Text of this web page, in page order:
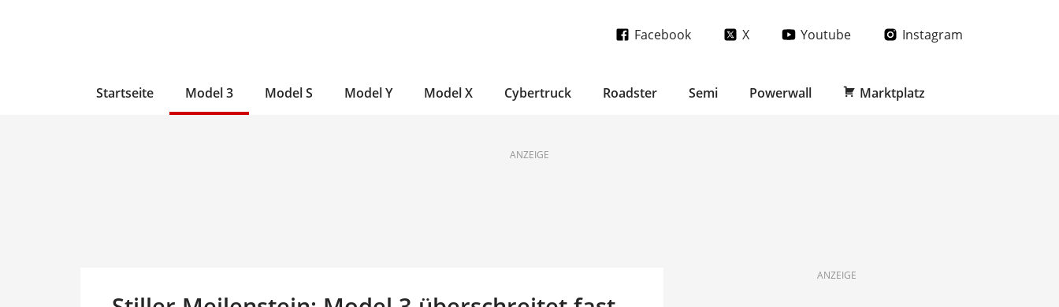
Facebook X Youtube Instagram
Startseite Model 3 Model S Model Y Model X Cybertruck Roadster Semi Powerwall Marktplatz
ANZEIGE
ANZEIGE